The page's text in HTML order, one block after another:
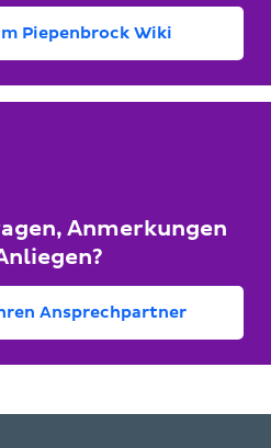
Piepenbrock Wiki
Anmerkungen
Ansprechpartner